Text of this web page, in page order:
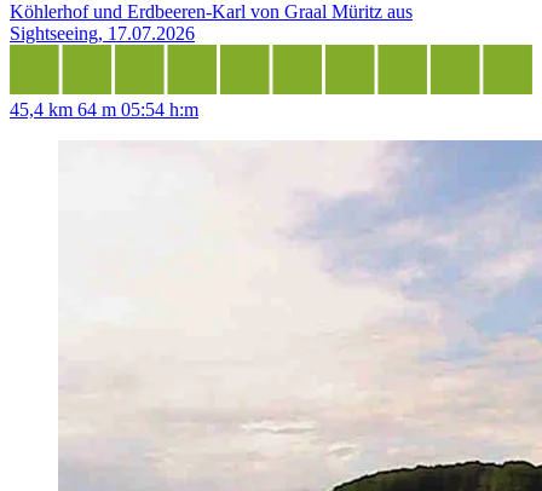
Köhlerhof und Erdbeeren-Karl von Graal Müritz aus
Sightseeing, 17.07.2026
45,4 km 64 m 05:54 h:m